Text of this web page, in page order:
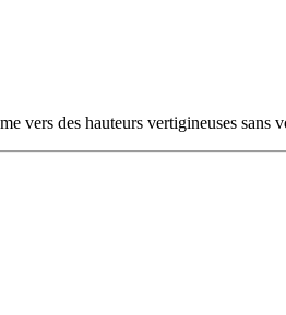
vers des hauteurs vertigineuses sans